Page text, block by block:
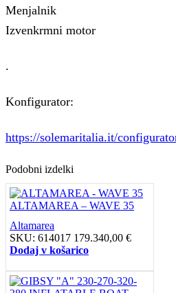
Menjalnik
Izvenkrmni motor
.
Konfigurator:
https://solemaritalia.it/
Podobni izdelki
ALTAMAREA – WAVE 35
Altamarea
SKU: 614017 179.340,00 €
Dodaj v košarico